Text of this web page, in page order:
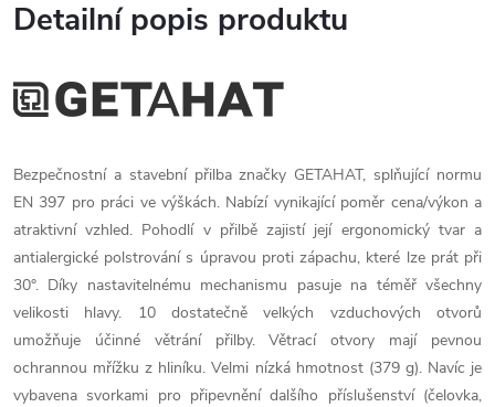
Detailní popis produktu
Bezpečnostní a stavební přilba značky GETAHAT, splňující normu
EN 397 pro práci ve výškách. Nabízí vynikající poměr cena/výkon a
atraktivní vzhled. Pohodlí v přilbě zajistí její ergonomický tvar a
antialergické polstrování s úpravou proti zápachu, které lze prát při
30°. Díky nastavitelnému mechanismu pasuje na téměř všechny
velikosti hlavy. 10 dostatečně velkých vzduchových otvorů
umožňuje účinné větrání přilby. Větrací otvory mají pevnou
ochrannou mřížku z hliníku. Velmi nízká hmotnost (379 g). Navíc je
vybavena svorkami pro připevnění dalšího příslušenství (čelovka,